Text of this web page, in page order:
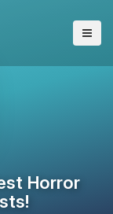
Horror